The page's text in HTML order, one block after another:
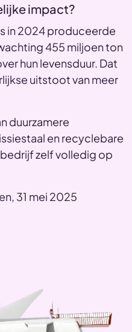
impact?
in 2024 produceerde
455 miljoen ton
hun levensduur. Dat
uitstoot van meer
duurzamere
en recyclebare
zelf volledig op
31 mei 2025​